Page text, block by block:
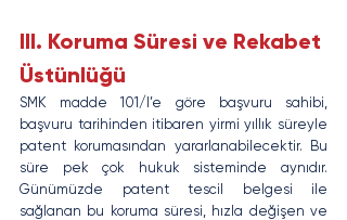
III. Koruma Süresi ve Rekabet
Üstünlüğü
SMK madde 101/I’e göre başvuru sahibi,
başvuru tarihinden itibaren yirmi yıllık süreyle
patent korumasından yararlanabilecektir. Bu
süre pek çok hukuk sisteminde aynıdır.
Günümüzde patent tescil belgesi ile
sağlanan bu koruma süresi, hızla değişen ve